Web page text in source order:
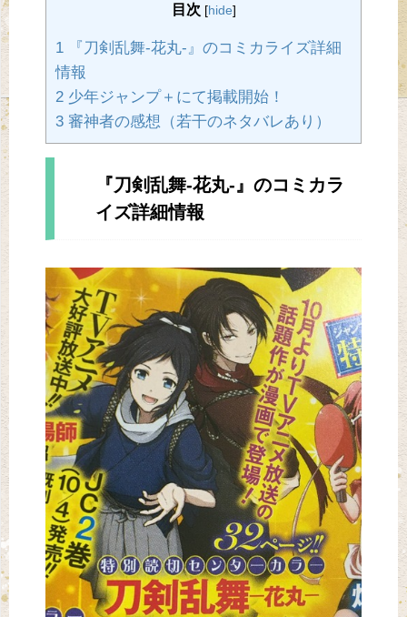
目次 [hide]
1 『刀剣乱舞-花丸-』のコミカライズ詳細
情報
2 少年ジャンプ＋にて掲載開始！
3 審神者の感想（若干のネタバレあり）
『刀剣乱舞-花丸-』のコミカラ
イズ詳細情報